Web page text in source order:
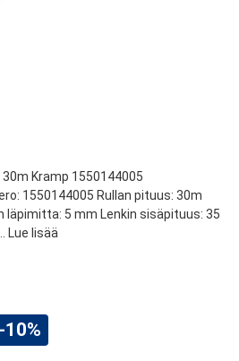
Kramp 1550144005
1550144005 Rullan pituus: 30m
läpimitta: 5 mm Lenkin sisäpituus: 35
Lue lisää
-10%